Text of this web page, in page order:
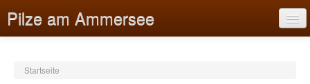
Pilze am Ammersee
Startseite